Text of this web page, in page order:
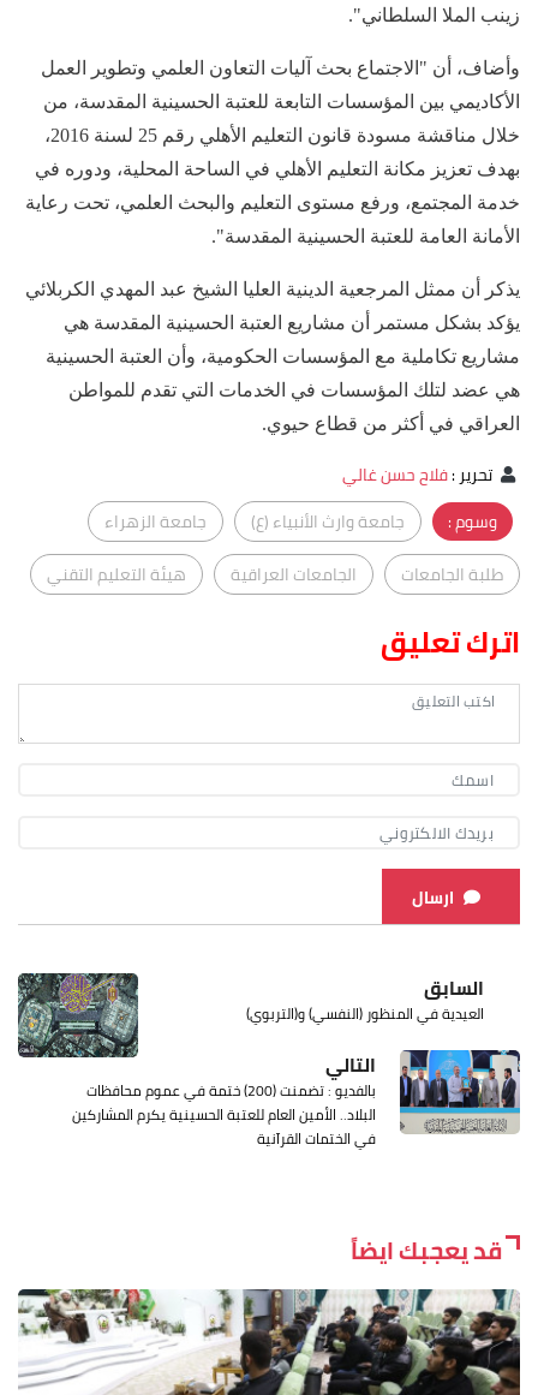
زينب الملا السلطاني".
وأضاف، أن "الاجتماع بحث آليات التعاون العلمي وتطوير العمل
الأكاديمي بين المؤسسات التابعة للعتبة الحسينية المقدسة، من
خلال مناقشة مسودة قانون التعليم الأهلي رقم 25 لسنة 2016،
بهدف تعزيز مكانة التعليم الأهلي في الساحة المحلية، ودوره في
خدمة المجتمع، ورفع مستوى التعليم والبحث العلمي، تحت رعاية
الأمانة العامة للعتبة الحسينية المقدسة".
يذكر أن ممثل المرجعية الدينية العليا الشيخ عبد المهدي الكربلائي
يؤكد بشكل مستمر أن مشاريع العتبة الحسينية المقدسة هي
مشاريع تكاملية مع المؤسسات الحكومية، وأن العتبة الحسينية
هي عضد لتلك المؤسسات في الخدمات التي تقدم للمواطن
العراقي في أكثر من قطاع حيوي.
تحرير:فلاح حسن غالي
وسوم :
جامعة وارث الأنبياء (ع)
جامعة الزهراء
طلبة الجامعات
الجامعات العراقية هيئة التعليم التقني
اترك تعليق
ارسال
السابق
العيدية في المنظور (النفسي) و(التربوي)
التالي
بالفديو : تضمنت (200) ختمة في عموم محافظات
البلاد.. الأمين العام للعتبة الحسينية يكرم المشاركين
في الختمات القرآنية
قد يعجبك ايضاً